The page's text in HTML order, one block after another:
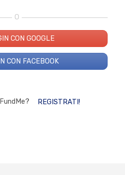
O
CON GOOGLE
CON FACEBOOK
REGISTRATI!